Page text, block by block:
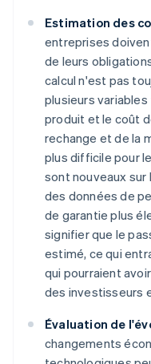
Estimation des
entreprises
de leurs
calcul n'est pas
plusieurs
produit et le coût
rechange et de la
plus difficile pour
sont nouveaux sur
des données de
de garantie plus
signifier que le
estimé, ce qui
qui pourraient
des investisseurs
Évaluation de
changements